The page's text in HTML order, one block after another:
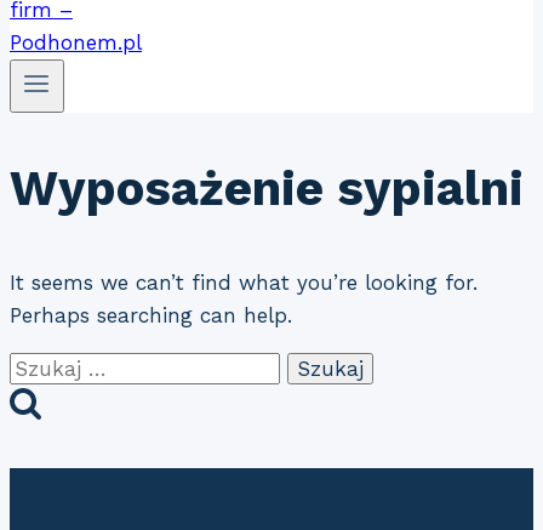
Wyposażenie sypialni
It seems we can’t find what you’re looking for.
Perhaps searching can help.
Szukaj: